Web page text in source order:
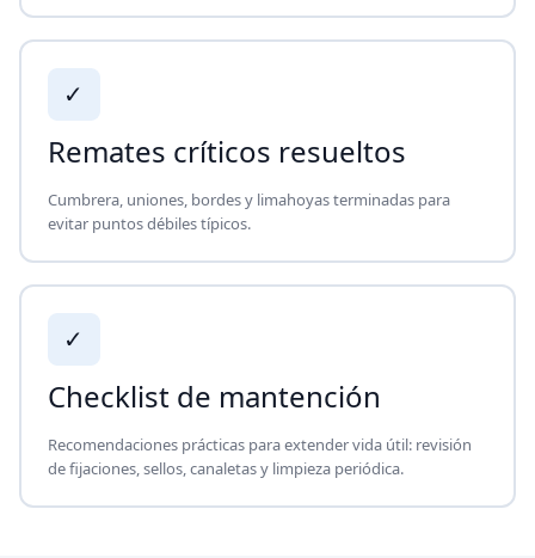
✓
Remates críticos resueltos
Cumbrera, uniones, bordes y limahoyas terminadas para
evitar puntos débiles típicos.
✓
Checklist de mantención
Recomendaciones prácticas para extender vida útil: revisión
de fijaciones, sellos, canaletas y limpieza periódica.